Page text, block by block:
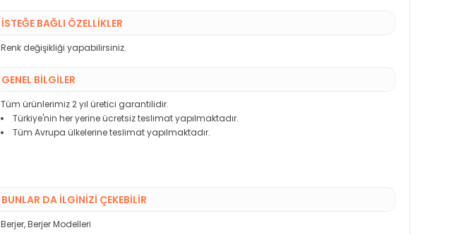
İSTEĞE BAĞLI ÖZELLİKLER
Renk değişikliği yapabilirsiniz.
GENEL BİLGİLER
Tüm ürünlerimiz 2 yıl üretici garantilidir.
Türkiye'nin her yerine ücretsiz teslimat yapılmaktadır.
Tüm Avrupa ülkelerine teslimat yapılmaktadır.
BUNLAR DA İLGINIZI ÇEKEBILIR
Berjer,Berjer Modelleri